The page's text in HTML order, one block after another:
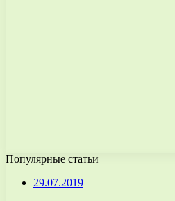
Популярные статьи
29.07.2019